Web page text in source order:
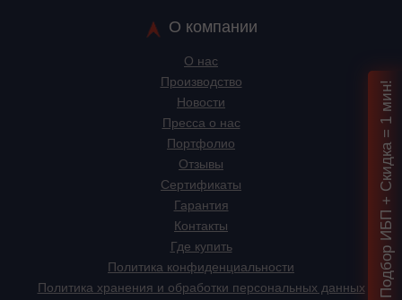
О компании
О нас
Производство
Новости
Пресса о нас
Портфолио
Отзывы
Сертификаты
Гарантия
Контакты
Где купить
Политика конфиденциальности
Политика хранения и обработки персональных данных
Подбор ИБП + Скидка = 1 мин!